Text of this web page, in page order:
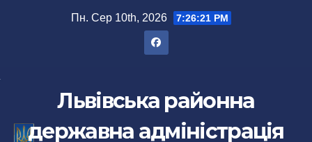
Пн. Сер 10th, 2026 7:26:22 PM
Львівська районна
державна адміністрація